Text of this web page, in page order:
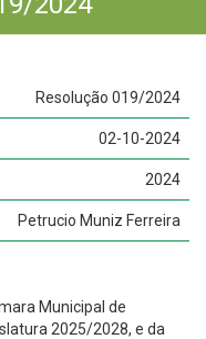
Resolução 019/2024
02-10-2024
2024
Petrucio Muniz Ferreira
Municipal de
2025/2028, e da